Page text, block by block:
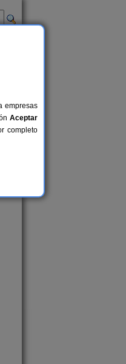
empresas
Aceptar
completo